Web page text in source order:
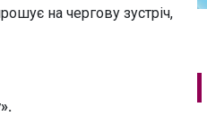
на чергову зустріч,